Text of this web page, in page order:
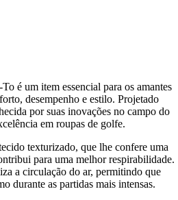
é um item essencial para os amantes
desempenho e estilo. Projetado
por suas inovações no campo do
em roupas de golfe.
texturizado, que lhe confere uma
para uma melhor respirabilidade.
a circulação do ar, permitindo que
durante as partidas mais intensas.